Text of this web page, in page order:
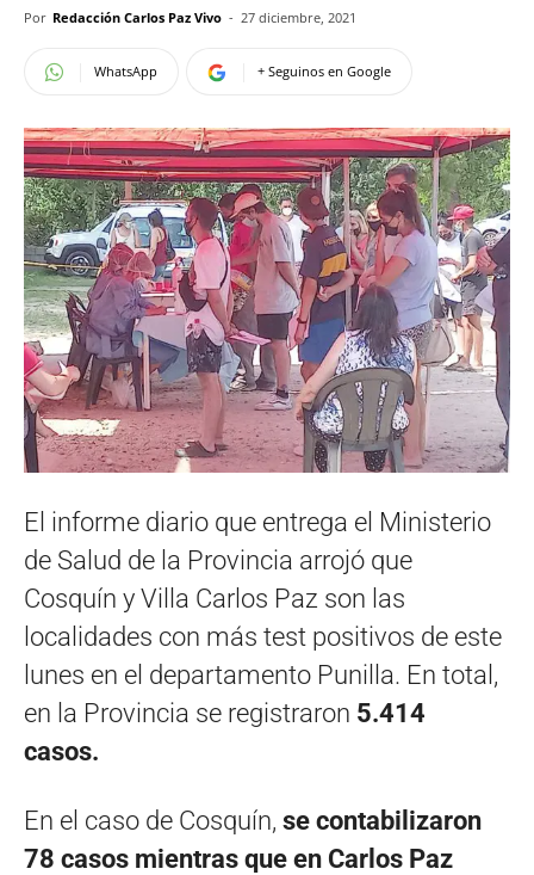
Por Redacción Carlos Paz Vivo - 27 diciembre, 2021
WhatsApp + Seguinos en Google
El informe diario que entrega el Ministerio
de Salud de la Provincia arrojó que
Cosquín y Villa Carlos Paz son las
localidades con más test positivos de este
lunes en el departamento Punilla. En total,
en la Provincia se registraron 5.414
casos.
En el caso de Cosquín, se contabilizaron
78 casos mientras que en Carlos Paz